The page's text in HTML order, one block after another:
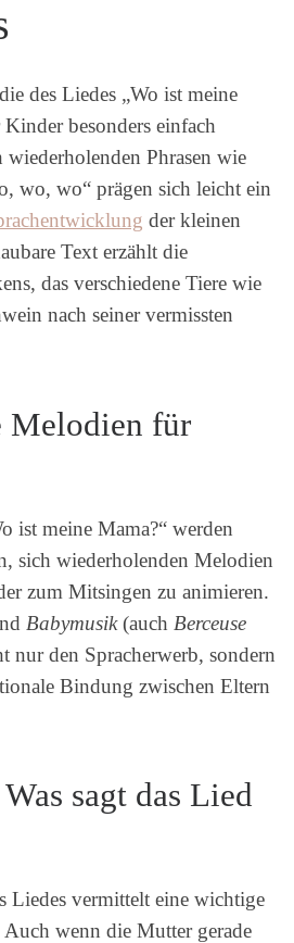
des Liedes „Wo ist meine
besonders einfach
Phrasen wie
wo, wo“ prägen sich leicht ein
der kleinen
Text erzählt die
das verschiedene Tiere wie
nach seiner vermissten
Melodien für
ist meine Mama?“ werden
sich wiederholenden Melodien
zum Mitsingen zu animieren.
Babymusik(auch Berceuse
nur den Spracherwerb, sondern
Bindung zwischen Eltern
sagt das Lied
Liedes vermittelt eine wichtige
wenn die Mutter gerade